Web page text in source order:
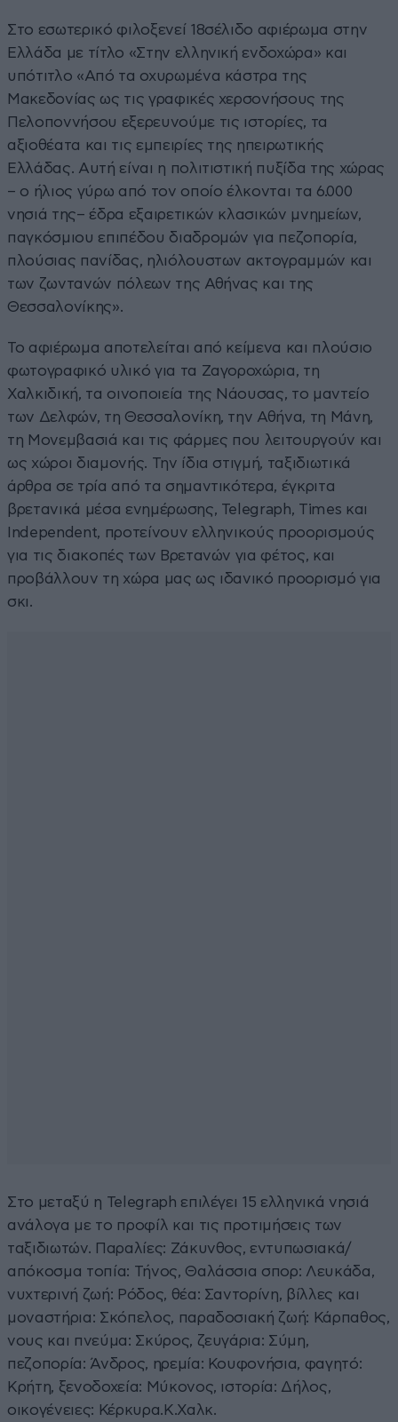
Στο εσωτερικό φιλοξενεί 18σέλιδο αφιέρωμα στην
Ελλάδα με τίτλο «Στην ελληνική ενδοχώρα» και
υπότιτλο «Από τα οχυρωμένα κάστρα της
Μακεδονίας ως τις γραφικές χερσονήσους της
Πελοποννήσου εξερευνούμε τις ιστορίες, τα
αξιοθέατα και τις εμπειρίες της ηπειρωτικής
Ελλάδας. Αυτή είναι η πολιτιστική πυξίδα της χώρας
– ο ήλιος γύρω από τον οποίο έλκονται τα 6.000
νησιά της– έδρα εξαιρετικών κλασικών μνημείων,
παγκόσμιου επιπέδου διαδρομών για πεζοπορία,
πλούσιας πανίδας, ηλιόλουστων ακτογραμμών και
των ζωντανών πόλεων της Αθήνας και της
Θεσσαλονίκης».
Το αφιέρωμα αποτελείται από κείμενα και πλούσιο
φωτογραφικό υλικό για τα Ζαγοροχώρια, τη
Χαλκιδική, τα οινοποιεία της Νάουσας, το μαντείο
των Δελφών, τη Θεσσαλονίκη, την Αθήνα, τη Μάνη,
τη Μονεμβασιά και τις φάρμες που λειτουργούν και
ως χώροι διαμονής. Την ίδια στιγμή, ταξιδιωτικά
άρθρα σε τρία από τα σημαντικότερα, έγκριτα
βρετανικά μέσα ενημέρωσης, Telegraph, Times και
Ιndependent, προτείνουν ελληνικούς προορισμούς
για τις διακοπές των Βρετανών για φέτος, και
προβάλλουν τη χώρα μας ως ιδανικό προορισμό για
σκι.
Στο μεταξύ η Telegraph επιλέγει 15 ελληνικά νησιά
ανάλογα με το προφίλ και τις προτιμήσεις των
ταξιδιωτών. Παραλίες: Ζάκυνθος, εντυπωσιακά/
απόκοσμα τοπία: Τήνος, Θαλάσσια σπορ: Λευκάδα,
νυχτερινή ζωή: Ρόδος, θέα: Σαντορίνη, βίλλες και
μοναστήρια: Σκόπελος, παραδοσιακή ζωή: Κάρπαθος,
νους και πνεύμα: Σκύρος, ζευγάρια: Σύμη,
πεζοπορία: Άνδρος, ηρεμία: Κουφονήσια, φαγητό:
Κρήτη, ξενοδοχεία: Μύκονος, ιστορία: Δήλος,
οικογένειες: Κέρκυρα.Κ.Χαλκ.